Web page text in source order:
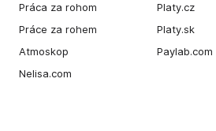
Práca za rohom
Práce za rohem
Atmoskop
Nelisa.com
Platy.cz
Platy.sk
Paylab.com